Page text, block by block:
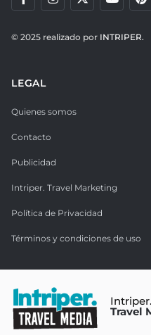
© 2025 realizado por INTRIPER.
LEGAL
Quienes somos
Contacto
Publicidad
Intriper. Travel Marketing
Política de Privacidad
Términos y condiciones de uso
Travel